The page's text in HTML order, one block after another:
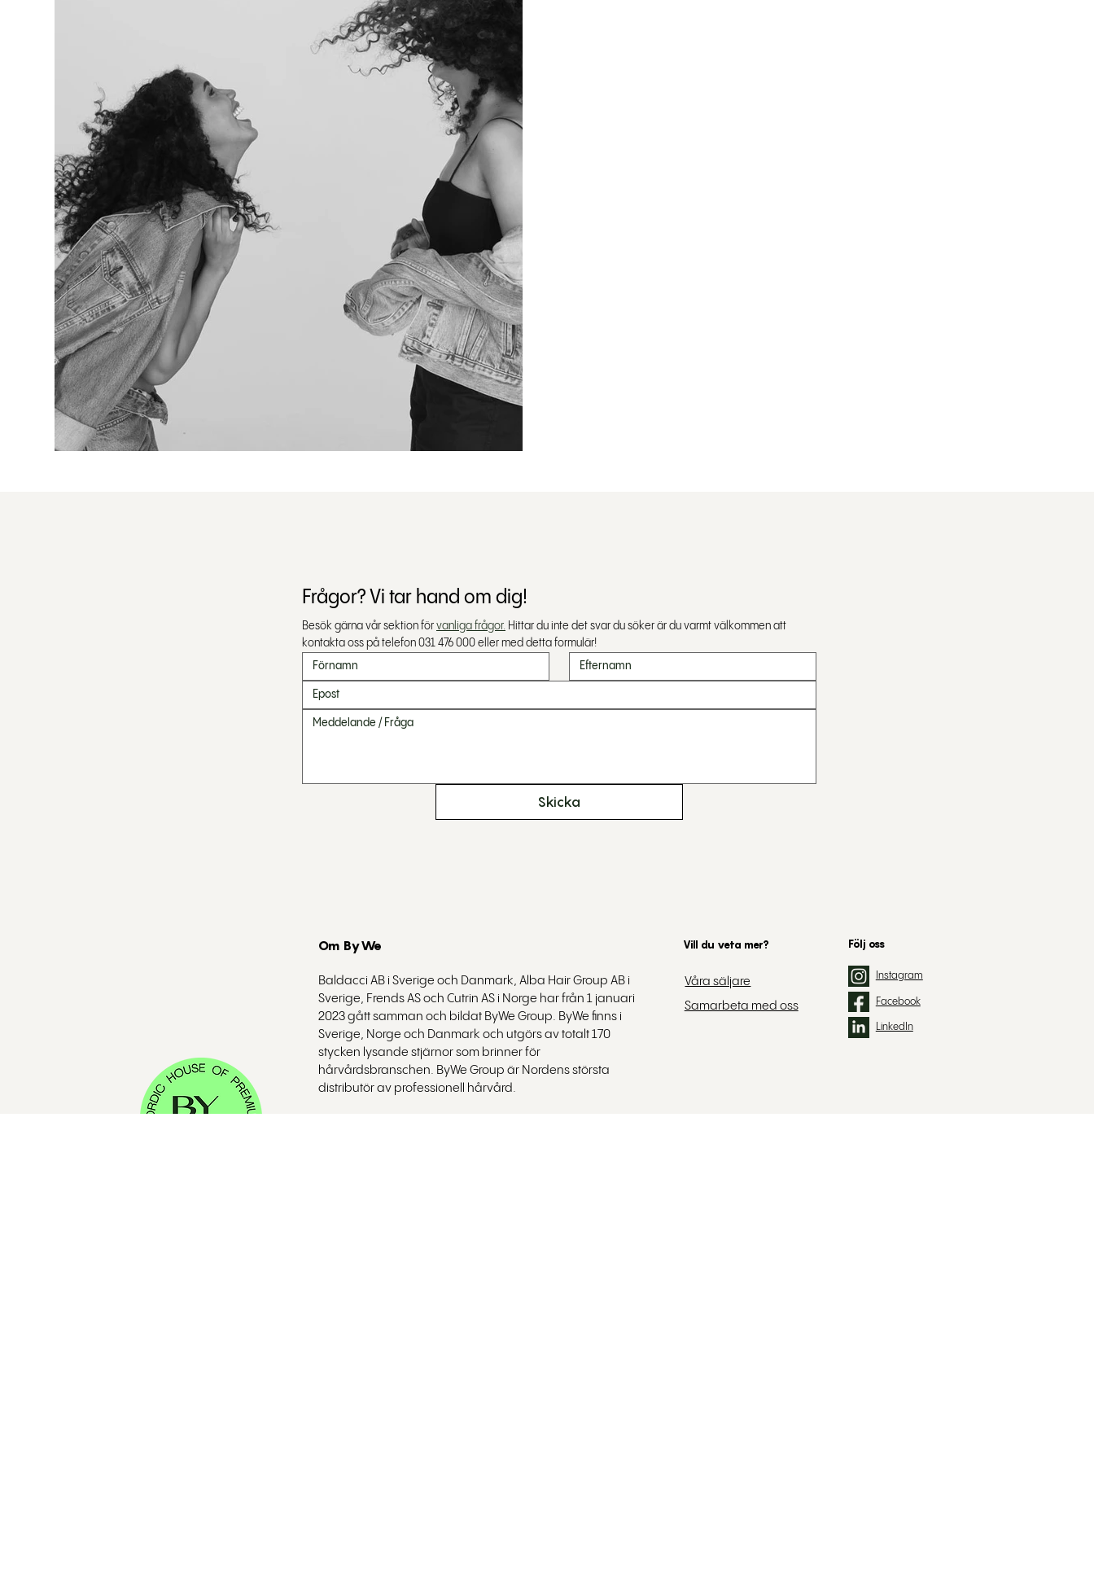
Om ByWe
Baldacci AB i Sverige och Danmark, Alba Hair Group AB i
Sverige, Frends AS och Cutrin AS i Norge har från 1 januari
2023 gått samman och bildat ByWe Group. ByWe finns i
Sverige, Norge och Danmark och utgörs av totalt 170
stycken lysande stjärnor som brinner för
hårvårdsbranschen. ByWe Group är Nordens största
distributör av professionell hårvård.
Frågor? Vi tar hand om dig!
Besök gärna vår sektion för vanliga frågor. Hittar du inte det svar du söker är du varmt välkommen att
kontakta oss på telefon 031 476 000 eller med detta formulär!
Skicka
Följ oss
Instagram
Facebook
LinkedIn
Våra säljare
Vill du veta mer?
Samarbeta med oss